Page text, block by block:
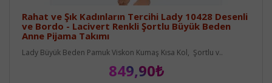
Rahat ve Şık Kadınların Tercihi Lady 10428 Desenli
ve Bordo - Lacivert Renkli Şortlu Büyük Beden
Anne Pijama Takımı
Lady Büyük Beden Pamuk Viskon Kumaş Kısa Kol, Şortlu v..
849,90₺